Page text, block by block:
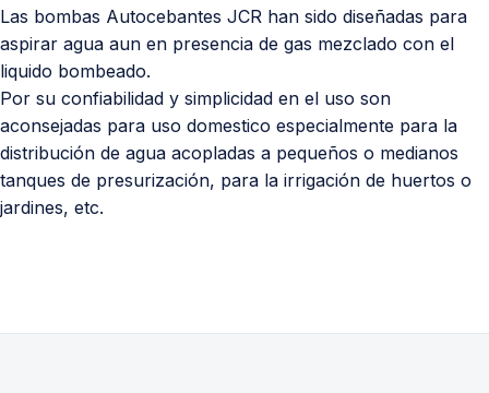
Las bombas Autocebantes JCR han sido diseñadas para
aspirar agua aun en presencia de gas mezclado con el
liquido bombeado.
Por su confiabilidad y simplicidad en el uso son
aconsejadas para uso domestico especialmente para la
distribución de agua acopladas a pequeños o medianos
tanques de presurización, para la irrigación de huertos o
jardines, etc.